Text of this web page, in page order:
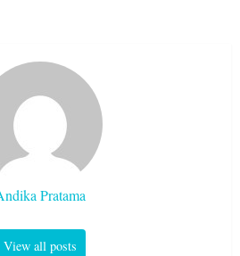
Pratama
View all posts